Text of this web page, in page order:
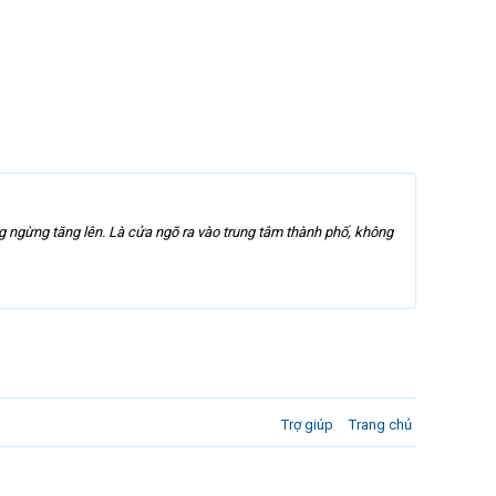
tăng lên. Là cửa ngõ ra vào trung tâm thành phố, không
Trợ giúp Trang chủ